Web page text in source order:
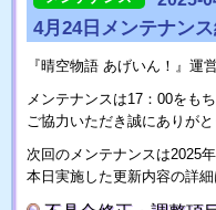
4月24日メンテナン
『晴空物語 あげいん！』運
メンテナンスは17：00をも
ご協力いただき誠にありがと
次回のメンテナンスは2025
本日実施した更新内容の詳